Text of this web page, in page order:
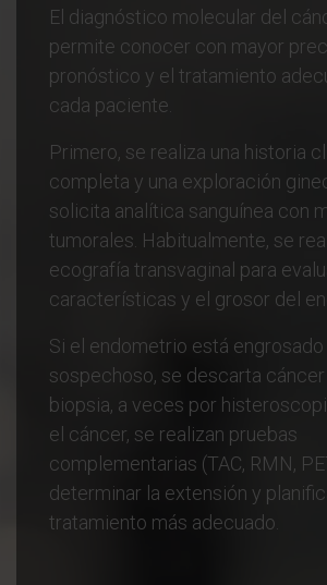
El diagnóstico molecular del
permite conocer con mayor
pronóstico y el tratamiento
cada paciente.
Primero, se realiza una historia
completa y una exploración
solicita analítica sanguínea con
tumorales. Habitualmente, se
ecografía transvaginal para
características y el grosor del
Si el endometrio está engrosado
sospechoso, se descarta
biopsia, a veces por
el cáncer, se realizan pruebas
complementarias (TAC, RMN,
determinar la extensión y
tratamiento más adecuado.